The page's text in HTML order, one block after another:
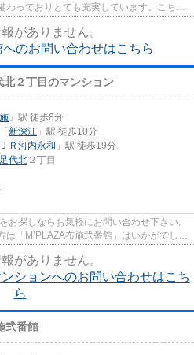
っておりとても充実しています。こちら
がありません。
へのお問い合わせはこちら
北２丁目のマンション
」駅 徒歩8分
「新深江 」駅 徒歩10分
ＪＲ河内永和 」駅 徒歩19分
足代北 ２丁目
お探しならお気軽にお問い合わせ下さい。
「M’PLAZA布施弐番館」はいかがでしょ
がありません。
ションへのお問い合わせはこち
ら
弐番館